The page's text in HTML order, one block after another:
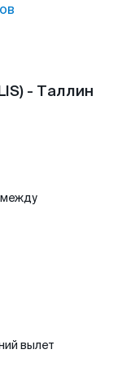
- Таллин
между
вылет